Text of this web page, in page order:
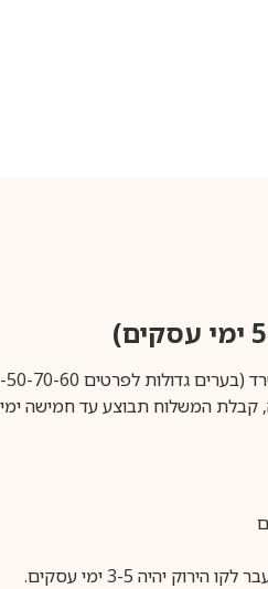
לפרטים 1-700-50-70-60).
יהיה 3-5 ימי עסקים.